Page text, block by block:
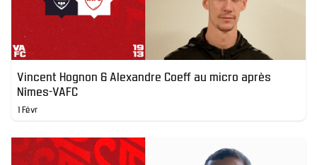
Vincent Hognon & Alexandre Coeff au micro après
Nîmes-VAFC
1 Févr